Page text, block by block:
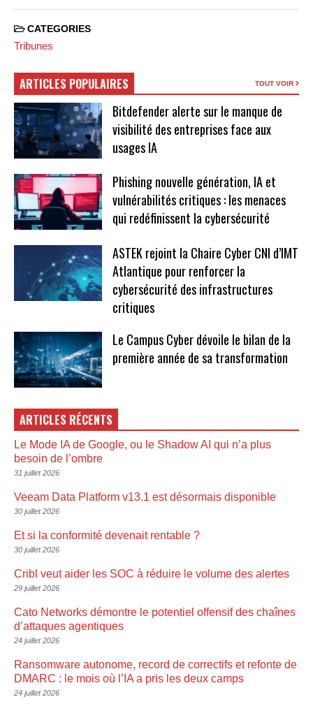
CATEGORIES
Tribunes
ARTICLES POPULAIRES TOUT VOIR
Bitdefender alerte sur le manque de
visibilité des entreprises face aux
usages IA
Phishing nouvelle génération, IA et
vulnérabilités critiques : les menaces
qui redéfinissent la cybersécurité
ASTEK rejoint la Chaire Cyber CNI d’IMT
Atlantique pour renforcer la
cybersécurité des infrastructures
critiques
Le Campus Cyber dévoile le bilan de la
première année de sa transformation
ARTICLES RÉCENTS
Le Mode IA de Google, ou le Shadow AI qui n’a plus
besoin de l’ombre
31 juillet 2026
Veeam Data Platform v13.1 est désormais disponible
30 juillet 2026
Et si la conformité devenait rentable ?
30 juillet 2026
Cribl veut aider les SOC à réduire le volume des alertes
29 juillet 2026
Cato Networks démontre le potentiel offensif des chaînes
d’attaques agentiques
24 juillet 2026
Ransomware autonome, record de correctifs et refonte de
DMARC : le mois où l’IA a pris les deux camps
24 juillet 2026